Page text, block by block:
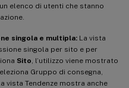
elenco di utenti che stanno
singola e multipla: La vista
singola per sito e per
Sito , l’utilizzo viene mostrato
Gruppo di consegna,
vista Tendenze mostra anche